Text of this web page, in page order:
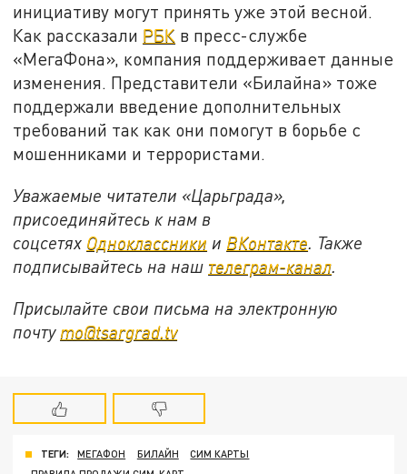
инициативу могут принять уже этой весной.
Как рассказали РБК в пресс-службе
«МегаФона», компания поддерживает данные
изменения. Представители «Билайна» тоже
поддержали введение дополнительных
требований так как они помогут в борьбе с
мошенниками и террористами.
Уважаемые читатели «Царьграда»,
присоединяйтесь к нам в
соцсетях Одноклассники и ВКонтакте. Также
подписывайтесь на наш телеграм-канал.
Присылайте свои письма на электронную
почту mo@tsargrad.tv
ТЕГИ: МЕГАФОН БИЛАЙН
СИМ КАРТЫ